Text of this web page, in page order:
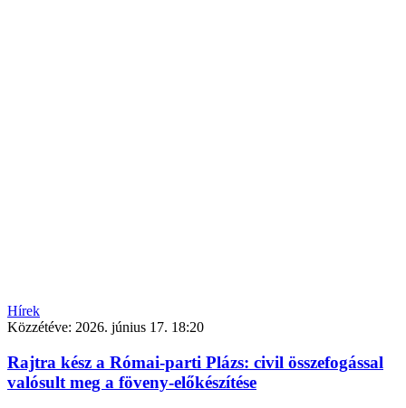
Hírek
Közzétéve: 2026. június 17. 18:20
Rajtra kész a Római-parti Plázs: civil összefogással
valósult meg a föveny-előkészítése